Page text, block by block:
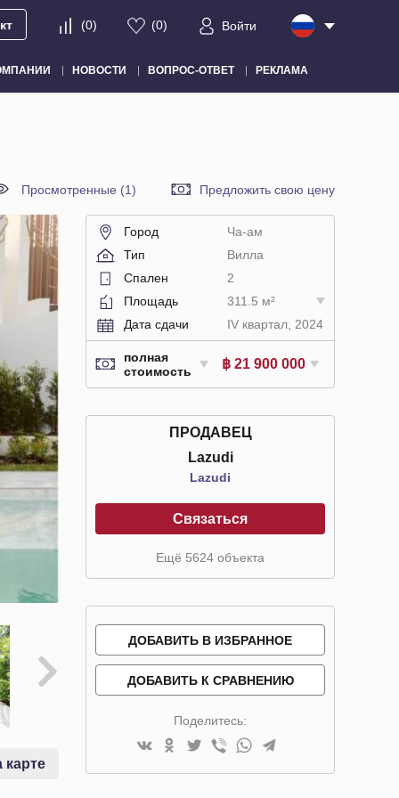
(0) (0) Войти
НОВОСТИ ВОПРОС-ОТВЕТ РЕКЛАМА
Просмотренные (1) Предложить свою цену
карте
Город
Ча-ам
Тип
Вилла
Спален
2
Площадь
311.5 м²
Дата сдачи
IV квартал, 2024
полная
стоимость
฿ 21 900 000
ПРОДАВЕЦ
Lazudi
Lazudi
Связаться
Ещё 5624 объекта
ДОБАВИТЬ В ИЗБРАННОЕ
ДОБАВИТЬ К СРАВНЕНИЮ
Поделитесь: